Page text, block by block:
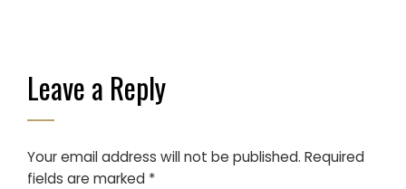
Leave a Reply
Your email address will not be published. Required
fields are marked *